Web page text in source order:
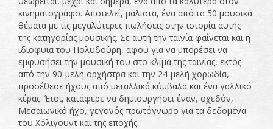
κινηματογράφο. Αποτελεί, μάλιστα, ένα από τα 50 μουσικά
θέματα με τις μεγαλύτερες πωλήσεις στην ιστορία αυτής
της κατηγορίας μουσικής. Σε αυτή την ταινία φαίνεται και η
ιδιοφυϊα του Πολυδούρη, αφού για να μπορέσει να
εμφυσήσει την μουσική του στο κλίμα της ταινίας, εκτός
από την 90-μελή ορχήστρα και την 24-μελή χορωδία,
προσέθεσε ήχους από μεταλλικά κύμβαλα και ένα γαλλικό
κέρας. Έτσι, κατάφερε να δημιουργήσει έναν, σχεδόν,
Μεσαιωνικό ήχο, γεγονός πρωτόγνωρο για τα δεδομένα
του Χόλιγουντ και της εποχής.